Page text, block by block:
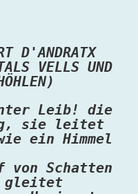
D'ANDRATX
VELLS UND
Leib! die
sie leitet
ein Himmel
Schatten
gleitet